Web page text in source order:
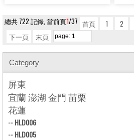
總共 722 記錄, 當前頁1/37 首頁 1 2
下一頁
末頁
Category
屏東
宜蘭 澎湖 金門 苗栗
花蓮
--HLD006
--HLD005